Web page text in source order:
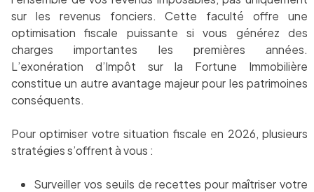
sur les revenus fonciers. Cette faculté offre une
optimisation fiscale puissante si vous générez des
charges importantes les premières années.
L’exonération d’Impôt sur la Fortune Immobilière
constitue un autre avantage majeur pour les patrimoines
conséquents.
Pour optimiser votre situation fiscale en 2026, plusieurs
stratégies s’offrent à vous :
Surveiller vos seuils de recettes pour maîtriser votre